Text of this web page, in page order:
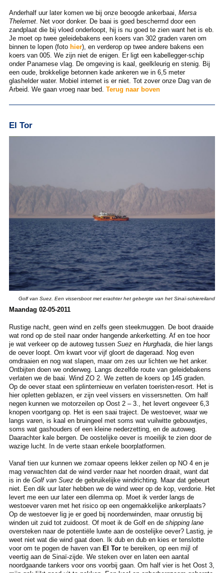
Anderhalf uur later komen we bij onze beoogde ankerbaai, Mersa
Thelemet. Net voor donker. De baai is goed beschermd door een
zandplaat die bij vloed onderloopt, hij is nu goed te zien want het is eb.
Je moet op twee geleidebakens een koers van 302 graden varen om
binnen te lopen (foto hier), en verderop op twee andere bakens een
koers van 005. We zijn niet de enigen. Er ligt een kabellegger-schip
onder Panamese vlag. De omgeving is kaal, geelkleurig en stenig. Bij
een oude, brokkelige betonnen kade ankeren we in 6,5 meter
glashelder water. Mobiel internet is er niet. Tot zover onze Dag van de
Arbeid. We gaan vroeg naar bed. Terug naar boven
El Tor
Golf van Suez. Een vissersboot met erachter het gebergte van het Sinaï-schiereiland
Maandag 02-05-2011
Rustige nacht, geen wind en zelfs geen steekmuggen. De boot draaide
wat rond op de steil naar onder hangende ankerketting. Af en toe hoor
je wat verkeer op de autoweg tussen Suezen Hurghada, die hier langs
de oever loopt. Om kwart voor vijf gloort de dageraad. Nog even
omdraaien en nog wat slapen, maar om zes uur lichten we het anker.
Ontbijten doen we onderweg. Langs dezelfde route van geleidebakens
verlaten we de baai. Wind ZO 2. We zetten de koers op 145 graden.
Op de oever staat een splinternieuw en verlaten toeristen-resort. Het is
hier opletten geblazen, er zijn veel vissers en vissersnetten. Om half
negen kunnen we motorzeilen op Oost 2 – 3., het levert ongeveer 6,3
knopen voortgang op. Het is een saai traject. De westoever, waar we
langs varen, is kaal en bruingeel met soms wat vuilwitte gebouwtjes,
soms wat gashouders of een kleine nederzetting, en de autoweg.
Daarachter kale bergen. De oostelijke oever is moeilijk te zien door de
wazige lucht. In de verte staan enkele boorplatformen.
Vanaf tien uur kunnen we zomaar opeens lekker zeilen op NO 4 en je
mag verwachten dat de wind verder naar het noorden draait, want dat
is in de Golf van Suezde gebruikelijke windrichting. Maar dat gebeurt
niet. Een dik uur later hebben we de wind weer op de kop, verdorie. Het
levert me een uur later een dilemma op. Moet ik verder langs de
westoever varen met het risico op een ongemakkelijke ankerplaats?
Op de westoever lig je er goed bij noordenwinden, maar onrustig bij
winden uit zuid tot zuidoost. Of moet ik de Golf en de shipping lane
oversteken naar de potentiële luwte aan de oostelijke oever? Lastig, je
weet niet wat die wind gaat doen. Ik dub en dub en kies er tenslotte
voor om te pogen de haven van El Torte bereiken, op een mijl of
veertig aan de Sinaï-zijde. We steken over en laten een aantal
noordgaande tankers voor ons voorbij gaan. Om half vier is het Oost 3,